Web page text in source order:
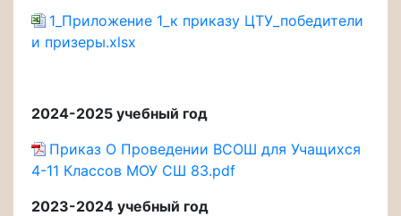
1_Приложение 1_к приказу ЦТУ_победители
и призеры.xlsx
2024-2025 учебный год
Приказ О Проведении ВСОШ для Учащихся
4-11 Классов МОУ СШ 83.pdf
2023-2024 учебный год